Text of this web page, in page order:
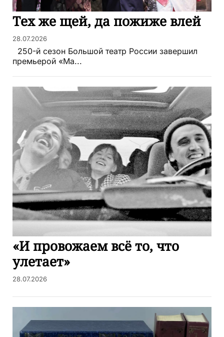
Тех же щей, да пожиже влей
28.07.2026
250-й сезон Большой театр России завершил
премьерой «Ма...
«И провожаем всё то, что
улетает»
28.07.2026